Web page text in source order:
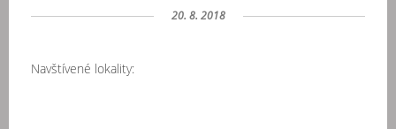
20. 8. 2018
Navštívené lokality: